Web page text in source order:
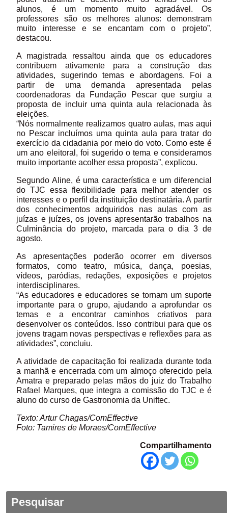
alunos, é um momento muito agradável. Os
professores são os melhores alunos: demonstram
muito interesse e se encantam com o projeto”,
destacou.
A magistrada ressaltou ainda que os educadores
contribuem ativamente para a construção das
atividades, sugerindo temas e abordagens. Foi a
partir de uma demanda apresentada pelas
coordenadoras da Fundação Pescar que surgiu a
proposta de incluir uma quinta aula relacionada às
eleições.
“Nós normalmente realizamos quatro aulas, mas aqui
no Pescar incluímos uma quinta aula para tratar do
exercício da cidadania por meio do voto. Como este é
um ano eleitoral, foi sugerido o tema e consideramos
muito importante acolher essa proposta”, explicou.
Segundo Aline, é uma característica e um diferencial
do TJC essa flexibilidade para melhor atender os
interesses e o perfil da instituição destinatária. A partir
dos conhecimentos adquiridos nas aulas com as
juízas e juízes, os jovens apresentarão trabalhos na
Culminância do projeto, marcada para o dia 3 de
agosto.
As apresentações poderão ocorrer em diversos
formatos, como teatro, música, dança, poesias,
vídeos, paródias, redações, exposições e projetos
interdisciplinares.
“As educadores e educadores se tornam um suporte
importante para o grupo, ajudando a aprofundar os
temas e a encontrar caminhos criativos para
desenvolver os conteúdos. Isso contribui para que os
jovens tragam novas perspectivas e reflexões para as
atividades”, concluiu.
A atividade de capacitação foi realizada durante toda
a manhã e encerrada com um almoço oferecido pela
Amatra e preparado pelas mãos do juiz do Trabalho
Rafael Marques, que integra a comissão do TJC e é
aluno do curso de Gastronomia da Uniftec.
Texto: Artur Chagas/ComEffective
Foto: Tamires de Moraes/ComEffective
Compartilhamento
Pesquisar